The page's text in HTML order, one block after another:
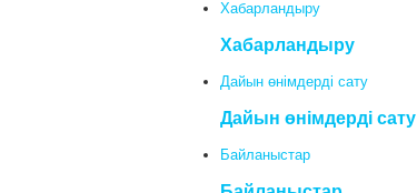
Хабарландыру
Хабарландыру
Дайын өнімдерді сату
Дайын өнімдерді сату
Байланыстар